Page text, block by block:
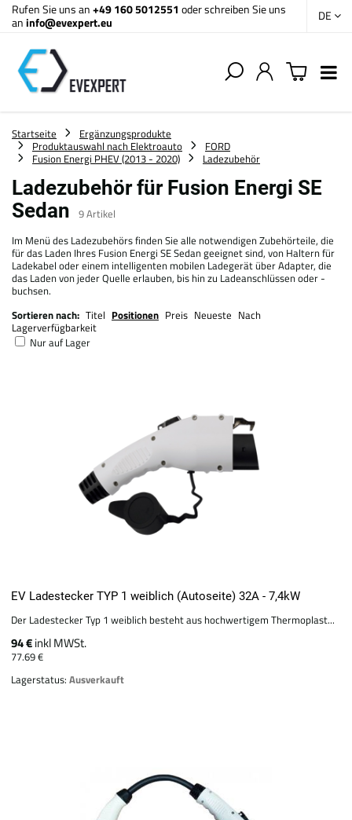
Rufen Sie uns an+49 160 5012551 oder schreiben Sie uns
aninfo@evexpert.eu DE
Startseite
Ergänzungsprodukte
Produktauswahl nach Elektroauto
FORD
Fusion Energi PHEV (2013 - 2020)
Ladezubehör
Ladezubehör für Fusion Energi SE
Sedan 9Artikel
Im Menü des Ladezubehörs finden Sie alle notwendigen Zubehörteile, die
für das Laden Ihres Fusion Energi SE Sedan geeignet sind, von Haltern für
Ladekabel oder einem intelligenten mobilen Ladegerät über Adapter, die
das Laden von jeder Quelle erlauben, bis hin zu Ladeanschlüssen oder -
buchsen.
Sortieren nach: Titel Positionen Preis Neueste Nach
Lagerverfügbarkeit
Nur auf Lager
EV Ladestecker TYP 1 weiblich (Autoseite) 32A - 7,4kW
Der Ladestecker Typ 1 weiblich besteht aus hochwertigem Thermoplast...
94 €inkl MWSt.
77.69 €
Lagerstatus:Ausverkauft